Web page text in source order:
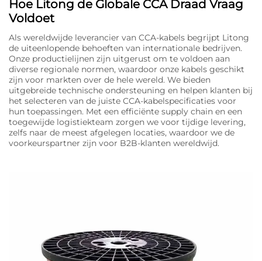
Hoe Litong de Globale CCA Draad Vraag
Voldoet
Als wereldwijde leverancier van CCA-kabels begrijpt Litong
de uiteenlopende behoeften van internationale bedrijven.
Onze productielijnen zijn uitgerust om te voldoen aan
diverse regionale normen, waardoor onze kabels geschikt
zijn voor markten over de hele wereld. We bieden
uitgebreide technische ondersteuning en helpen klanten bij
het selecteren van de juiste CCA-kabelspecificaties voor
hun toepassingen. Met een efficiënte supply chain en een
toegewijde logistiekteam zorgen we voor tijdige levering,
zelfs naar de meest afgelegen locaties, waardoor we de
voorkeurspartner zijn voor B2B-klanten wereldwijd.